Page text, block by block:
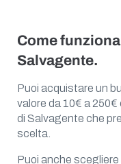
Come
Salvagente.
Puoi acquistare un
valore da 10€ a
di Salvagente che
scelta.
Puoi anche